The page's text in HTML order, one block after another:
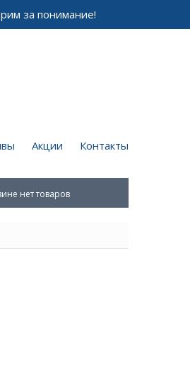
за понимание!
Акции Контакты
нет товаров